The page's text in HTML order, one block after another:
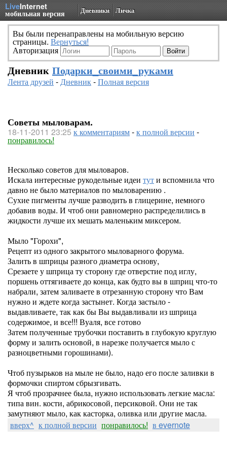
LiveInternet
мобильная версия Дневники Личка
Вы были перенаправлены на мобильную версию
страницы. Вернуться!
Авторизация
Дневник Подарки_своими_руками
Лента друзей -Дневник-Полная версия
Советы мыловарам.
18-11-2011 23:25 к комментариям-к полной версии -
понравилось!
Несколько советов для мыловаров.
Искала интересные рукодельные идеи тути вспомнила что
давно не было материалов по мыловарению .
Сухие пигменты лучше разводить в глицерине, немного
добавив воды. И чтоб они равномерно распределились в
жидкости лучше их мешать маленьким миксером.
Мыло "Горохи",
Рецепт из одного закрытого мыловарного форума.
Залить в шприцы разного диаметра основу,
Срезаете у шприца ту сторону где отверстие под иглу,
поршень оттягиваете до конца, как будто вы в шприц что-то
набрали, затем заливаете в отрезанную сторону что Вам
нужно и ждете когда застынет. Когда застыло -
выдавливаете, так как бы Вы выдавливали из шприца
содержимое, и все!!! Вуаля, все готово
Затем полученные трубочки поставить в глубокую круглую
форму и залить основой, в нарезке получается мыло с
разноцветными горошинами).
Чтоб пузырьков на мыле не было, надо его после заливки в
формочки спиртом сбрызгивать.
Я чтоб прозрачнее была, нужно использовать легкие масла:
типа вин. кости, абрикосовой, персиковой. Они не так
замутняют мыло, как касторка, оливка или другие масла.
вверх^ к полной версии понравилось! в evernote